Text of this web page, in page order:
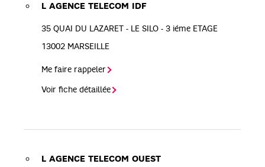
L AGENCE TELECOM IDF
35 QUAI DU LAZARET - LE SILO - 3 iéme ETAGE
13002 MARSEILLE
Me faire rappeler
Voir fiche détaillée
L AGENCE TELECOM OUEST